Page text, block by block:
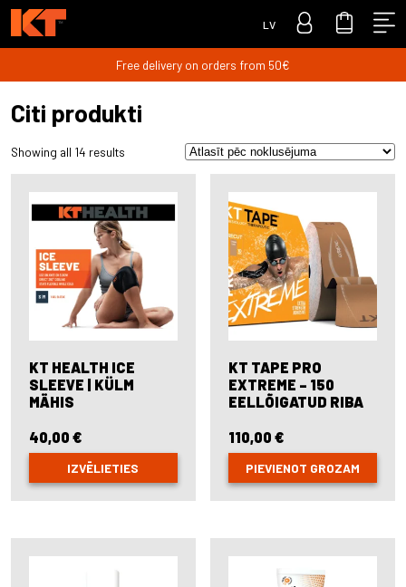
LV
Free delivery on orders from 50€
Citi produkti
Showing all 14 results
KT HEALTH ICE
SLEEVE | KÜLM
MÄHIS
40,00 €
IZVĒLIETIES
This
product
multiple
KT TAPE PRO
EXTREME – 150
EELLÕIGATUD RIBA
110,00€
PIEVIENOT GROZAM